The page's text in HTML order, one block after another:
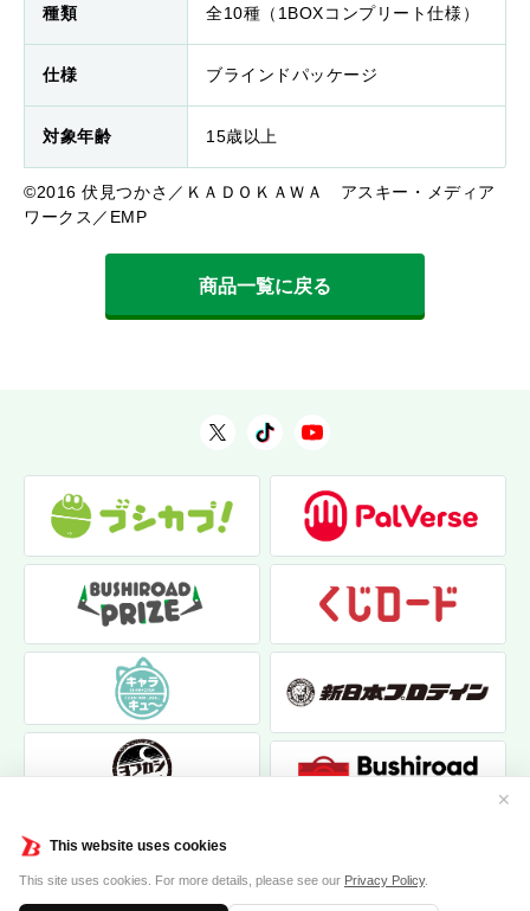
This website uses cookies
This site uses cookies. For more details, please see our Privacy Policy.
✕
種類 全10種（1BOXコンプリート仕様）
仕様 ブラインドパッケージ
対象年齢 15歳以上
©2016 伏見つかさ／ＫＡＤＯＫＡＷＡ アスキー・メディア
ワークス／EMP
商品一覧に戻る